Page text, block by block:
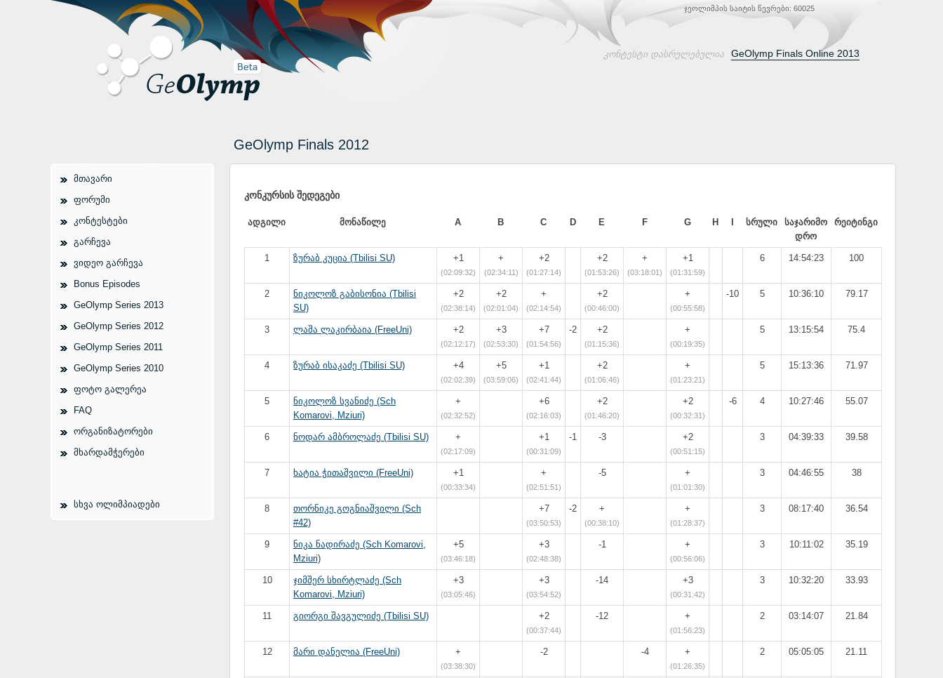
ჯეოლიმპის საიტის წევრები: 60025
კონტესტი დასრულებულია GeOlymp Finals Online 2013
მთავარი
ფორუმი
კონტესტები
გარჩევა
ვიდეო გარჩევა
Bonus Episodes
GeOlymp Series 2013
GeOlymp Series 2012
GeOlymp Series 2011
GeOlymp Series 2010
ფოტო გალერეა
FAQ
ორგანიზატორები
მხარდამჭერები
სხვა ოლიმპიადები
GeOlymp Finals 2012
კონკურსის შედეგები
ადგილი მონაწილე A B C D E F G H სრული
საჯარიმო
დრო
რეიტინგი
1 ზურაბ კუცია (Tbilisi SU) +1
(02:09:32)
+
(02:34:11)
+2
(01:27:14)
+2
(01:53:26)
+
(03:18:01)
+1
(01:31:59)
6 14:54:23 100
2
ნიკოლოზ გაბისონია (Tbilisi
SU)
+2
(02:38:14)
+2
(02:01:04)
+
(02:14:54)
+2
(00:46:00)
+
(00:55:58)
-10 5 10:36:10 79.17
3 ლაშა ლაკირბაია (FreeUni) +2
(02:12:17)
+3
(02:53:30)
+7
(01:54:56)
-2 +2
(01:15:36)
+
(00:19:35)
5 13:15:54 75.4
4 ზურაბ ისაკაძე (Tbilisi SU) +4
(02:02:39)
+5
(03:59:06)
+1
(02:41:44)
+2
(01:06:46)
+
(01:23:21)
5 15:13:36 71.97
5
ნიკოლოზ სვანიძე (Sch
Komarovi, Mziuri)
+
(02:32:52)
+6
(02:16:03)
+2
(01:46:20)
+2
(00:32:31)
-6 4 10:27:46 55.07
6 ნოდარ ამბროლაძე (Tbilisi SU) +
(02:17:09)
+1
(00:31:09)
-1 -3 +2
(00:51:15)
3 04:39:33 39.58
7 ხატია ჭითაშვილი (FreeUni) +1
(00:33:34)
+
(02:51:51)
-5 +
(01:01:30)
3 04:46:55 38
8
თორნიკე გოგნიაშვილი (Sch
#42)
+7
(03:50:53)
-2 +
(00:38:10)
+
(01:28:37)
3 08:17:40 36.54
9
ნიკა ნადირაძე (Sch Komarovi,
Mziuri)
+5
(03:46:18)
+3
(02:48:38)
-1 +
(00:56:06)
3 10:11:02 35.19
10
ჯიმშერ სხირტლაძე (Sch
Komarovi, Mziuri)
+3
(03:05:46)
+3
(03:54:52)
-14 +3
(00:31:42)
3 10:32:20 33.93
11 გიორგი შავგულიძე (Tbilisi SU) +2
(00:37:44)
-12 +
(01:56:23)
2 03:14:07 21.84
12 მარი დანელია (FreeUni) +
(03:38:30)
-2 -4 +
(01:26:35)
2 05:05:05 21.11